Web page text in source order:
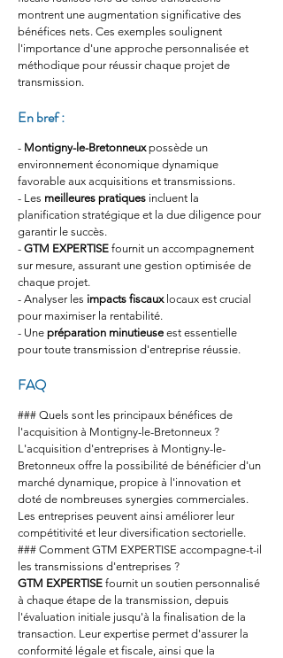
montrent une augmentation significative des
bénéfices nets. Ces exemples soulignent
l'importance d'une approche personnalisée et
méthodique pour réussir chaque projet de
transmission.
En bref :
- Montigny-le-Bretonneux possède un
environnement économique dynamique
favorable aux acquisitions et transmissions.
- Les meilleures pratiques incluent la
planification stratégique et la due diligence pour
garantir le succès.
- GTM EXPERTISE fournit un accompagnement
sur mesure, assurant une gestion optimisée de
chaque projet.
- Analyser les impacts fiscaux locaux est crucial
pour maximiser la rentabilité.
- Une préparation minutieuse est essentielle
pour toute transmission d'entreprise réussie.
FAQ
### Quels sont les principaux bénéfices de
l'acquisition à Montigny-le-Bretonneux ?
L'acquisition d'entreprises à Montigny-le-
Bretonneux offre la possibilité de bénéficier d'un
marché dynamique, propice à l'innovation et
doté de nombreuses synergies commerciales.
Les entreprises peuvent ainsi améliorer leur
compétitivité et leur diversification sectorielle.
### Comment GTM EXPERTISE accompagne-t-il
les transmissions d'entreprises ?
GTM EXPERTISE fournit un soutien personnalisé
à chaque étape de la transmission, depuis
l'évaluation initiale jusqu'à la finalisation de la
transaction. Leur expertise permet d'assurer la
conformité légale et fiscale, ainsi que la